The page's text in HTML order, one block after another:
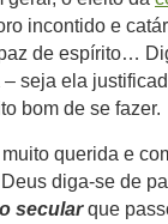
incontido e
de espírito…
seja ela
bom de se fazer.
querida e
diga-se de
secularque